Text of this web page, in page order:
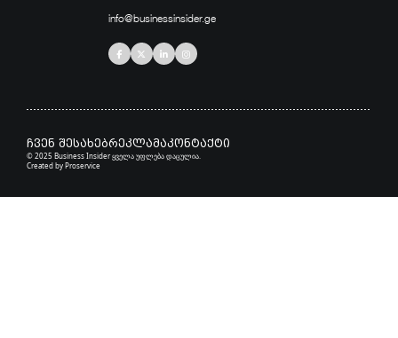
info@businessinsider.ge
ჩვენ შესახებრეკლამაკონტაქტი
© 2025 Business Insider ყველა უფლება დაცულია.
Created byProservice